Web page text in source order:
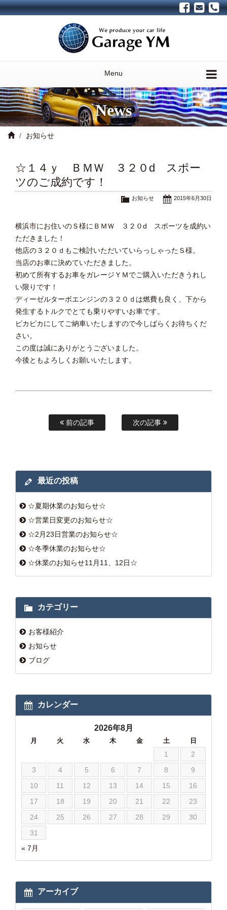
Menu
News
お知らせ
☆１４ｙ ＢＭＷ ３２０d スポー
ツのご成約です！
2015年6月30日
お知らせ
横浜市にお住いのＳ様にＢＭＷ ３２０d スポーツを成約い
ただきました！
他店の３２０ｄもご検討いただいていらっしゃったＳ様。
当店のお車に決めていただきました。
初めて所有するお車をガレージＹＭでご購入いただきうれし
い限りです！
ディーゼルターボエンジンの３２０ｄは燃費も良く、下から
発生するトルクでとても乗りやすいお車です。
ピカピカにしてご納車いたしますので今しばらくお待ちくだ
さい。
この度は誠にありがとうございました。
今後ともよろしくお願いいたします。
前の記事 次の記事
最近の投稿
☆夏期休業のお知らせ☆
☆営業日変更のお知らせ☆
☆2月23日営業のお知らせ☆
☆冬季休業のお知らせ☆
☆休業のお知らせ11月11、12日☆
カテゴリー
お客様紹介
お知らせ
ブログ
カレンダー
2026年8月
月 火 水 木 金 土 日
« 7月
1
2
3
4 5 6 7 8
9
10
11 12 13 14 15
16
17
18 19 20 21 22
23
24
25 26 27 28 29
30
31
アーカイブ